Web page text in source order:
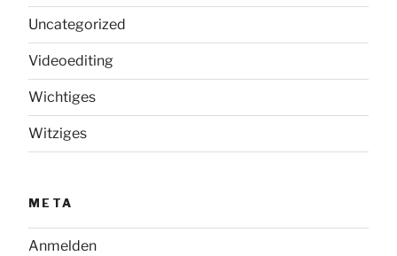
Uncategorized
Videoediting
Wichtiges
Witziges
META
Anmelden